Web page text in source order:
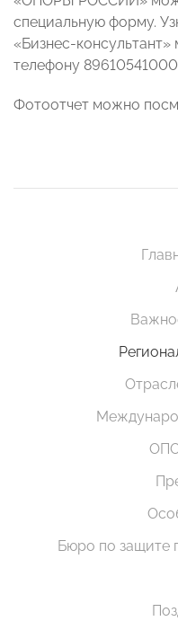
специальную форму.
«Бизнес-
телефону
Фотоотчет можно
Бюро по защите